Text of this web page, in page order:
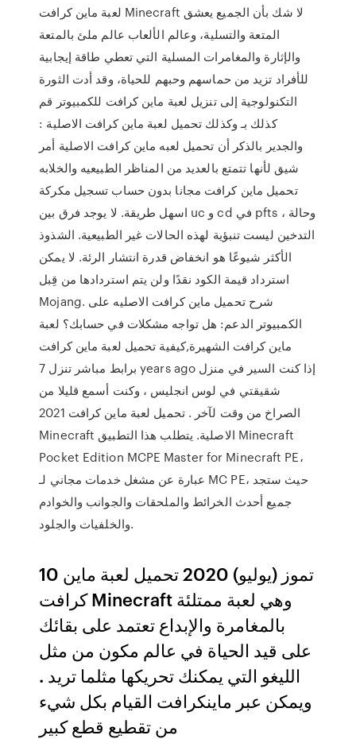
لعبة ماين كرافت Minecraft لا شك بأن الجميع يعشق
المتعة والتسلية، وعالم الألعاب عالم ملئ بالمتعة
والإثارة والمغامرات المسلية التي تعطي طاقة إيجابية
للأفراد تزيد من حماسهم وحبهم للحياة، وقد أدت الثورة
التكنولوجية إلى تنزيل لعبة ماين كرافت للكمبيوتر قم
كذلك بـ وكذلك تحميل لعبة ماين كرافت الاصلية :
والجدير بالذكر أن تحميل لعبه ماين كرافت الاصلية أمر
شيق لأنها تتمتع بالعديد من المناظر الطبيعيه والخلابه
تحميل ماين كرافت مجانا بدون حساب تسجيل مكركة
اسهل طريقة. لا يوجد فرق بين uc و cd في pfts ، وحالة
التدخين ليست تنبؤية لهذه الحالات غير الطبيعية. الشذوذ
الأكثر شيوعًا هو انخفاض قدرة انتشار الرئة. لا يمكن
استرداد قيمة الكود نقدًا ولن يتم استردادها من قِبل
Mojang. شرح تحميل ماين كرافت الاصليه على
الكمبيوتر الدعم: هل تواجه مشكلات في حسابك؟ لعبة
ماين كرافت الشهيرة,كيفية تحميل لعبة ماين كرافت
برابط مباشر تنزل 7 years ago إذا كنت السير في منزل
شقيقتي في لوس انجليس ، وكنت أسمع قليلا من
الصراخ من وقت لآخر . تحميل لعبة ماين كرافت 2021
Minecraft الاصلية. يتطلب هذا التطبيق Minecraft
Pocket Edition MCPE Master for Minecraft PE،
عبارة عن مشغل خدمات مجاني لـ MC PE، حيث ستجد
جميع أحدث الخرائط والملحقات والجوانب والخوادم
والخلفيات والجلود.
10 تموز (يوليو) 2020 تحميل لعبة ماين
كرافت Minecraft وهي لعبة ممتلئة
بالمغامرة والإبداع تعتمد على بقائك
على قيد الحياة في عالم مكون من مثل
الليغو التي يمكنك تحريكها مثلما تريد .
ويمكن عبر ماينكرافت القيام بكل شيء
من تقطيع قطع كبير